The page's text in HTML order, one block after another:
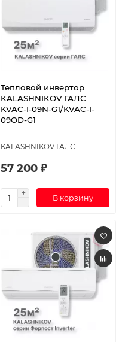
Тепловой инвертор
KALASHNIKOV ГАЛС
KVAC-I-09N-G1/KVAC-I-
09OD-G1
KALASHNIKOV ГАЛС
57 200 ₽
В корзину